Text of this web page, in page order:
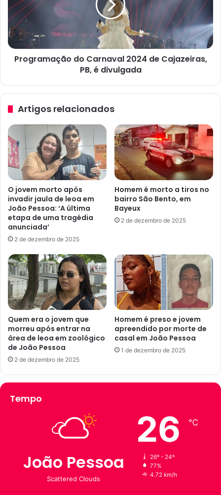
t
a
m
m
M
a
t
e
á
t
i
c
a
o
E
n
e
m
d
á
d
i
c
a
s
o
r
a
m
a
ç
n
a
v
a
0
2
d
e
a
j
a
z
e
i
r
a
s
,
P
Programação do Carnaval 2024 de Cajazeiras,
PB, é divulgada
Artigos relacionados
O jovem morto após
invadir jaula de leoa em
João Pessoa: ‘A última
etapa de uma tragédia
anunciada’
2 de dezembro de 2025
Homem é morto a tiros no
bairro São Bento, em
Bayeux
2 de dezembro de 2025
Quem era o jovem que
morreu após entrar na
área de leoa em zoológico
de João Pessoa
2 de dezembro de 2025
Homem é preso e jovem
apreendido por morte de
casal em João Pessoa
1 de dezembro de 2025
Tempo
João Pessoa
Scattered Clouds
26 ℃
26º - 24º
77%
4.72 km/h